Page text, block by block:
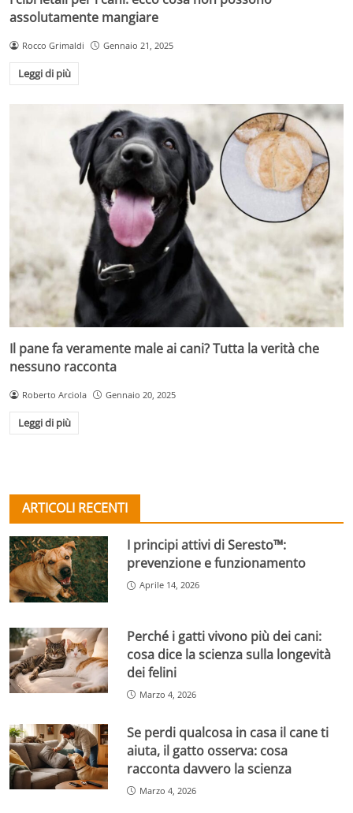
assolutamente mangiare
Rocco Grimaldi Gennaio 21, 2025
Leggi di più
Il pane fa veramente male ai cani? Tutta la verità che
nessuno racconta
Roberto Arciola Gennaio 20, 2025
Leggi di più
ARTICOLI RECENTI
I principi attivi di Seresto™:
prevenzione e funzionamento
Aprile 14, 2026
Perché i gatti vivono più dei cani:
cosa dice la scienza sulla longevità
dei felini
Marzo 4, 2026
Se perdi qualcosa in casa il cane ti
aiuta, il gatto osserva: cosa
racconta davvero la scienza
Marzo 4, 2026